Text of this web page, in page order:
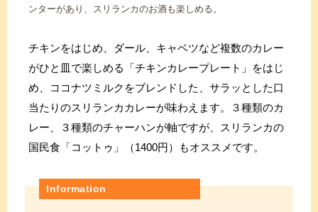
ンターがあり、スリランカのお酒も楽しめる。
チキンをはじめ、ダール、キャベツなど複数のカレー
がひと皿で楽しめる「チキンカレープレート」をはじ
め、ココナツミルクをブレンドした、サラッとした口
当たりのスリランカカレーが味わえます。３種類のカ
レー、３種類のチャーハンが軸ですが、スリランカの
国民食「コットゥ」（1400円）もオススメです。
Information